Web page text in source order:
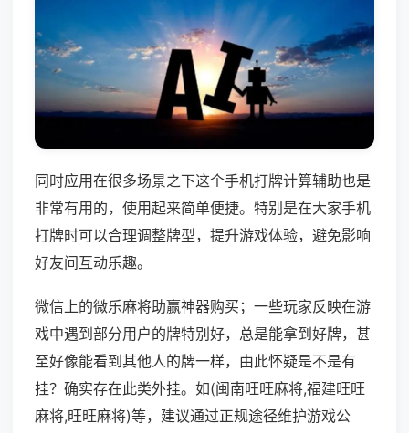
同时应用在很多场景之下这个手机打牌计算辅助也是
非常有用的，使用起来简单便捷。特别是在大家手机
打牌时可以合理调整牌型，提升游戏体验，避免影响
好友间互动乐趣。
微信上的微乐麻将助赢神器购买；一些玩家反映在游
戏中遇到部分用户的牌特别好，总是能拿到好牌，甚
至好像能看到其他人的牌一样，由此怀疑是不是有
挂？确实存在此类外挂。如(闽南旺旺麻将,福建旺旺
麻将,旺旺麻将)等，建议通过正规途径维护游戏公